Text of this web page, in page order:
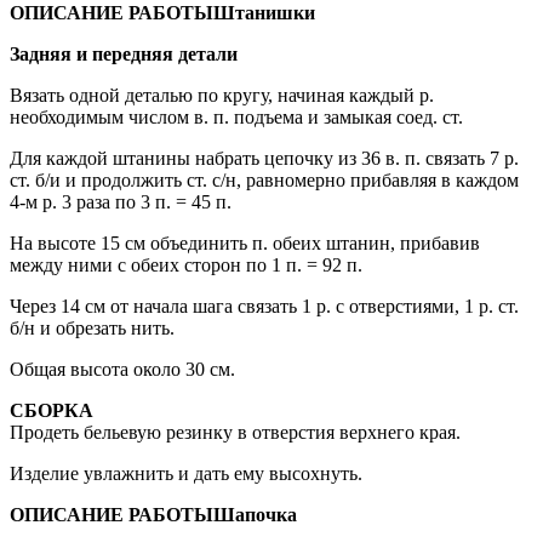
ОПИСАНИЕ РАБОТЫШтанишки
Задняя и передняя детали
Вязать одной деталью по кругу, начиная каждый р.
необходимым числом в. п. подъема и замыкая соед. ст.
Для каждой штанины набрать цепочку из 36 в. п. связать 7 р.
ст. б/и и продолжить ст. с/н, равномерно прибавляя в каждом
4-м р. 3 раза по 3 п. = 45 п.
На высоте 15 см объединить п. обеих штанин, прибавив
между ними с обеих сторон по 1 п. = 92 п.
Через 14 см от начала шага связать 1 р. с отверстиями, 1 р. ст.
б/н и обрезать нить.
Общая высота около 30 см.
СБОРКА
Продеть бельевую резинку в отверстия верхнего края.
Изделие увлажнить и дать ему высохнуть.
ОПИСАНИЕ РАБОТЫШапочка